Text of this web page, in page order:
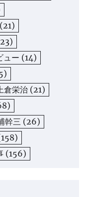
(21)
ュー (14)
倉栄治 (21)
幹三 (26)
(156)